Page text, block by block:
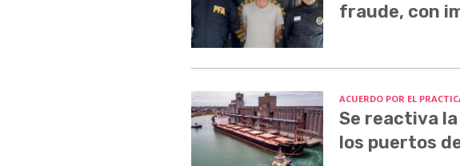
fraude, con
ACUERDO POR EL
Se reactiva
los puertos